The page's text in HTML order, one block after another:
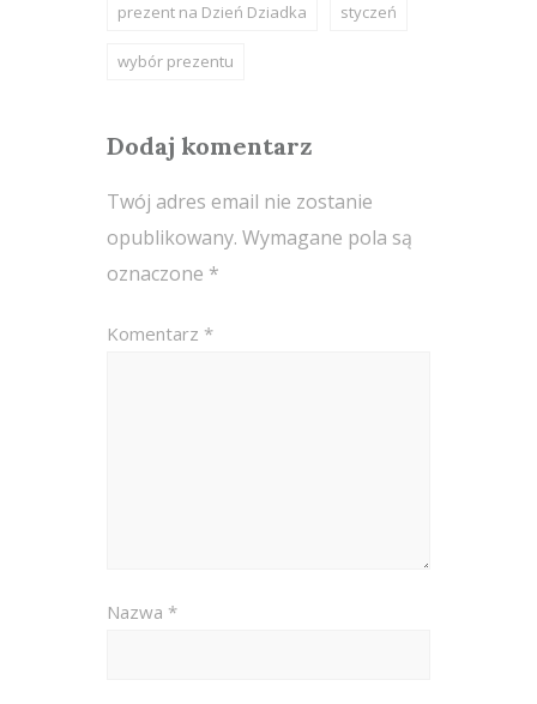
prezent na Dzień Dziadka styczeń
wybór prezentu
Dodaj komentarz
Twój adres email nie zostanie
opublikowany. Wymagane pola są
oznaczone *
Komentarz *
Nazwa *